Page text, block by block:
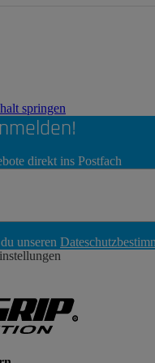
springen
direkt ins Postfach
unseren